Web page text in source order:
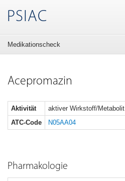
PSIAC
Medikationscheck
Acepromazin
Aktivität
aktiver Wirkstoff/Metabolit
ATC-Code
N05AA04
Pharmakologie